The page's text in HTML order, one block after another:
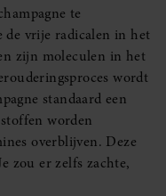
te
de vrije radicalen in het
zijn moleculen in het
wordt
standaard een
worden
overblijven. Deze
zou er zelfs zachte,